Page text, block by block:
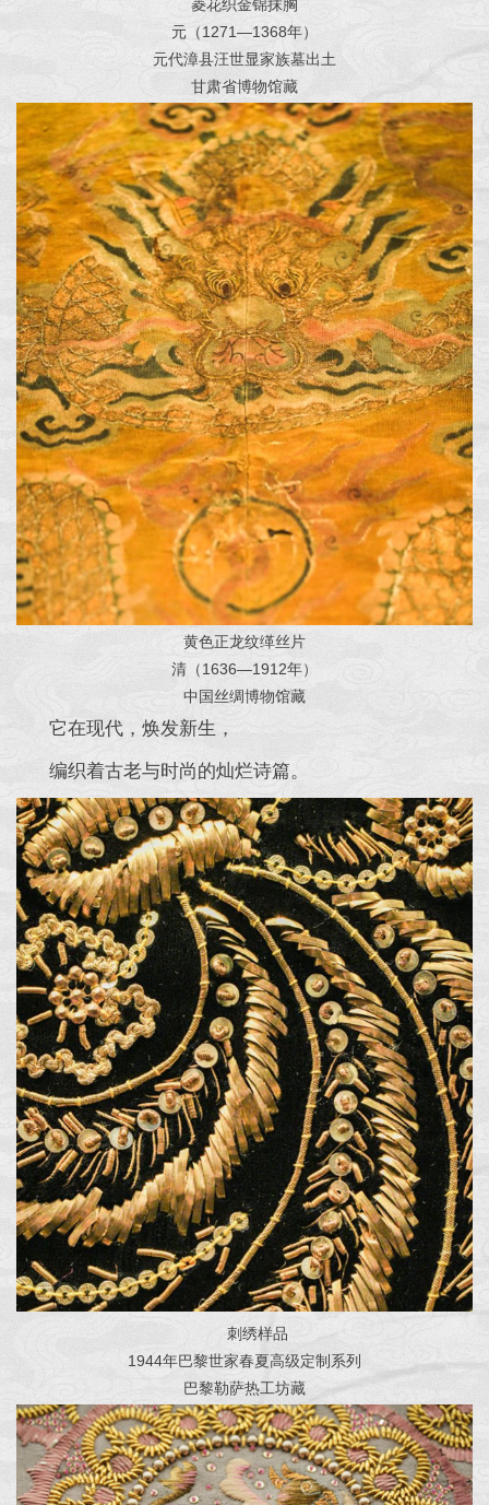
菱花织金锦抹胸
元（1271—1368年）
元代漳县汪世显家族墓出土
甘肃省博物馆藏
黄色正龙纹缂丝片
清（1636—1912年）
中国丝绸博物馆藏
它在现代，焕发新生，
编织着古老与时尚的灿烂诗篇。
刺绣样品
1944年巴黎世家春夏高级定制系列
巴黎勒萨热工坊藏